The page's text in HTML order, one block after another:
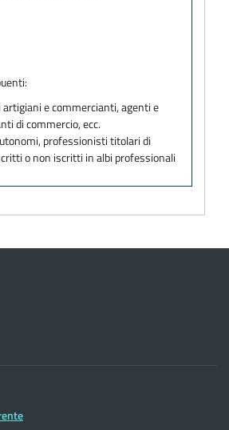
e commercianti, agenti e
di commercio, ecc.
professionisti titolari di
o non iscritti in albi professionali